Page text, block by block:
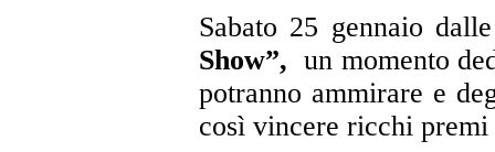
Sabato 25 gennaio
Show”, un momento
potranno ammirare e
così vincere ricchi